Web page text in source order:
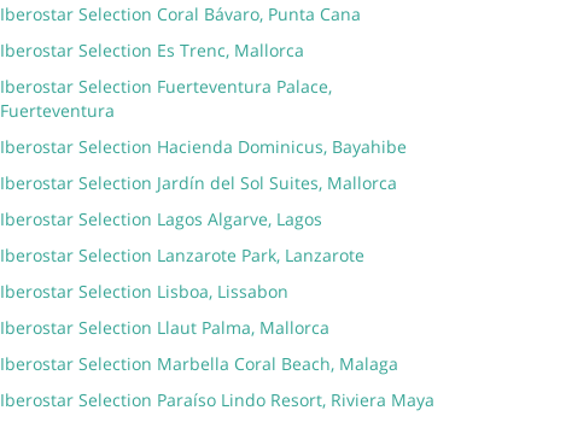
Iberostar Selection Coral Bávaro, Punta Cana
Iberostar Selection Es Trenc, Mallorca
Iberostar Selection Fuerteventura Palace,
Fuerteventura
Iberostar Selection Hacienda Dominicus, Bayahibe
Iberostar Selection Jardín del Sol Suites, Mallorca
Iberostar Selection Lagos Algarve, Lagos
Iberostar Selection Lanzarote Park, Lanzarote
Iberostar Selection Lisboa, Lissabon
Iberostar Selection Llaut Palma, Mallorca
Iberostar Selection Marbella Coral Beach, Malaga
Iberostar Selection Paraíso Lindo Resort, Riviera Maya